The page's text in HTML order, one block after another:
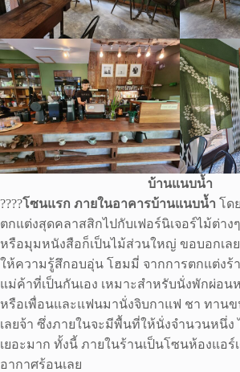
บ้านแนบน้ำ
????โซนแรก ภายในอาคารบ้านแนบน้ำ โด
ตกแต่งสุดคลาสสิกไปกับเฟอร์นิเจอร์ไม้ต่าง
หรือมุมหนังสือก็เป็นไม้ส่วนใหญ่ ขอบอกเล
ให้ความรู้สึกอบอุ่น โฮมมี่ จากการตกแต่งร้
แม่ค้าที่เป็นกันเอง เหมาะสำหรับนั่งพักผ่อน
หรือเพื่อนและแฟนมานั่งจิบกาแฟ ชา ทานข
เลยจ้า ซึ่งภายในจะมีพื้นที่ให้นั่งจำนวนหนึ่ง
เยอะมาก ทั้งนี้ ภายในร้านเป็นโซนห้องแอร์
อากาศร้อนเลย